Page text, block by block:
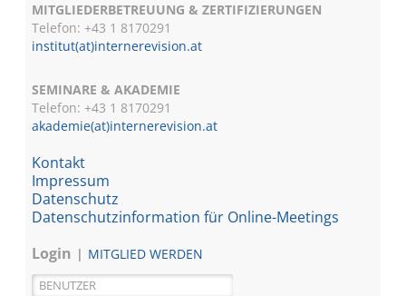
MITGLIEDERBETREUUNG & ZERTIFIZIERUNGEN
Telefon: +43 1 8170291
institut(at)internerevision.at
SEMINARE & AKADEMIE
Telefon: +43 18170291
akademie(at)internerevision.at
Kontakt
Impressum
Datenschutz
Datenschutzinformation für Online-Meetings
Login
MITGLIED WERDEN